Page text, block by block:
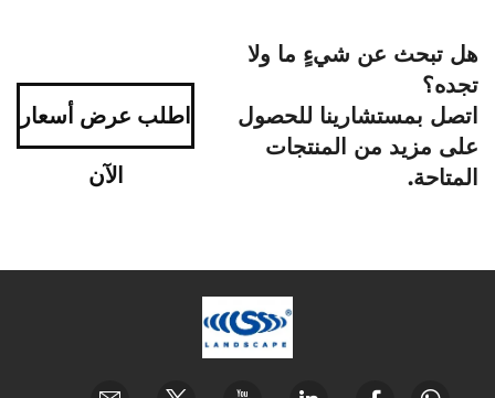
هل تبحث عن شيءٍ ما ولا
تجده؟
اتصل بمستشارينا للحصول
على مزيد من المنتجات
المتاحة.
اطلب عرض أسعار
الآن